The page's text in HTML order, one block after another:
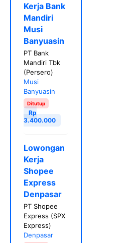
Kerja Bank
Mandiri
Musi
Banyuasin
PT Bank
Mandiri Tbk
(Persero)
Musi
Banyuasin
Ditutup
Rp
3.400.000
Lowongan
Kerja
Shopee
Express
Denpasar
PT Shopee
Express (SPX
Express)
Denpasar